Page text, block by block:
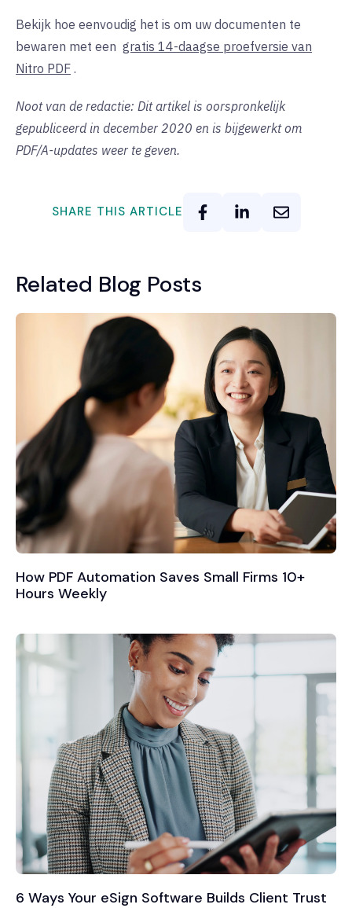
Bekijk hoe eenvoudig het is om uw documenten te
bewaren met een gratis 14-daagse proefversie van
Nitro PDF .
Noot van de redactie: Dit artikel is oorspronkelijk
gepubliceerd in december 2020 en is bijgewerkt om
PDF/A-updates weer te geven.
SHARE THIS ARTICLE
Related Blog Posts
How PDF Automation Saves Small Firms 10+
Hours Weekly
6 Ways Your eSign Software Builds Client Trust